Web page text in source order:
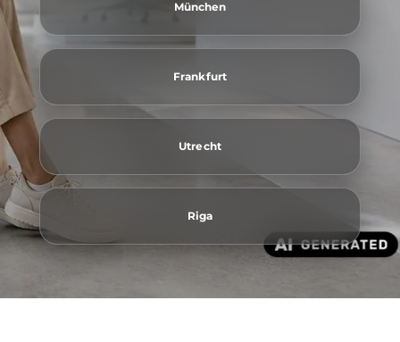
München
Frankfurt
Utrecht
Riga